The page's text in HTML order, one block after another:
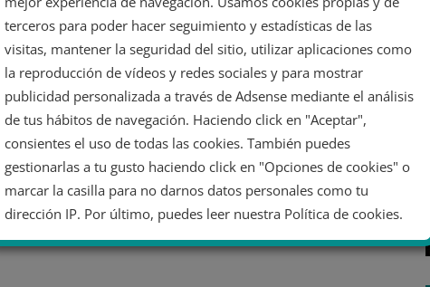
terceros para poder hacer seguimiento y estadísticas de las
visitas, mantener la seguridad del sitio, utilizar aplicaciones como
la reproducción de vídeos y redes sociales y para mostrar
publicidad personalizada a través de Adsense mediante el análisis
de tus hábitos de navegación. Haciendo click en "Aceptar",
consientes el uso de todas las cookies. También puedes
gestionarlas a tu gusto haciendo click en "Opciones de cookies" o
marcar la casilla para no darnos datos personales como tu
dirección IP. Por último, puedes leer nuestra Política de cookies.